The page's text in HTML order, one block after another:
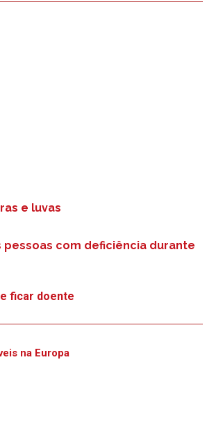
e luvas
com deficiência durante
ficar doente
na Europa